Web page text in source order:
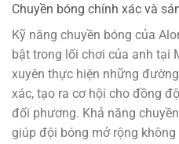
Chuyền bóng chính xác và
Kỹ năng chuyền bóng của
bật trong lối chơi của anh tại
xuyên thực hiện những
xác, tạo ra cơ hội cho đồng
đối phương. Khả năng
giúp đội bóng mở rộng